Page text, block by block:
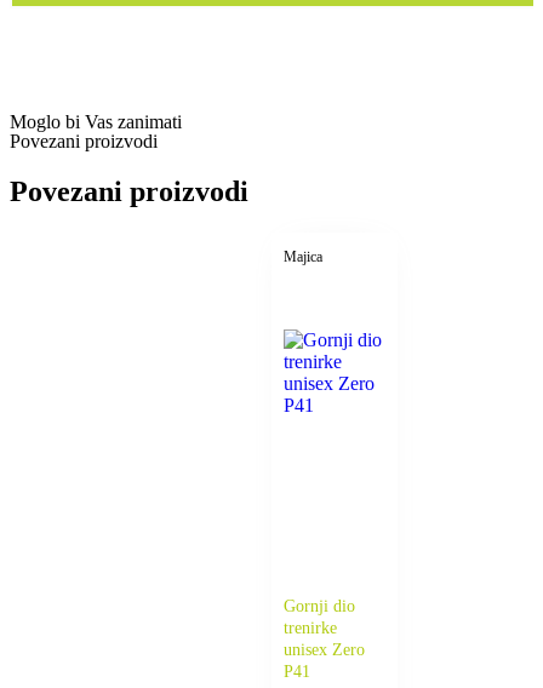
Moglo bi Vas zanimati
Povezani proizvodi
Povezani proizvodi
Majica
Gornji dio
trenirke
unisex Zero
P41